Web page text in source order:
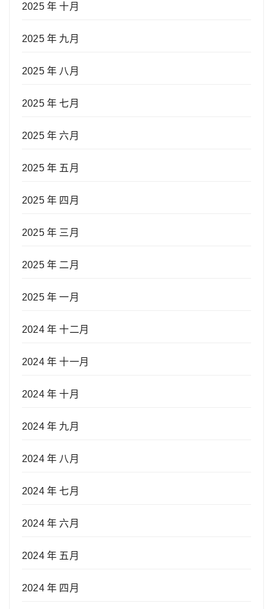
2025 年 十月
2025 年 九月
2025 年 八月
2025 年 七月
2025 年 六月
2025 年 五月
2025 年 四月
2025 年 三月
2025 年 二月
2025 年 一月
2024 年 十二月
2024 年 十一月
2024 年 十月
2024 年 九月
2024 年 八月
2024 年 七月
2024 年 六月
2024 年 五月
2024 年 四月